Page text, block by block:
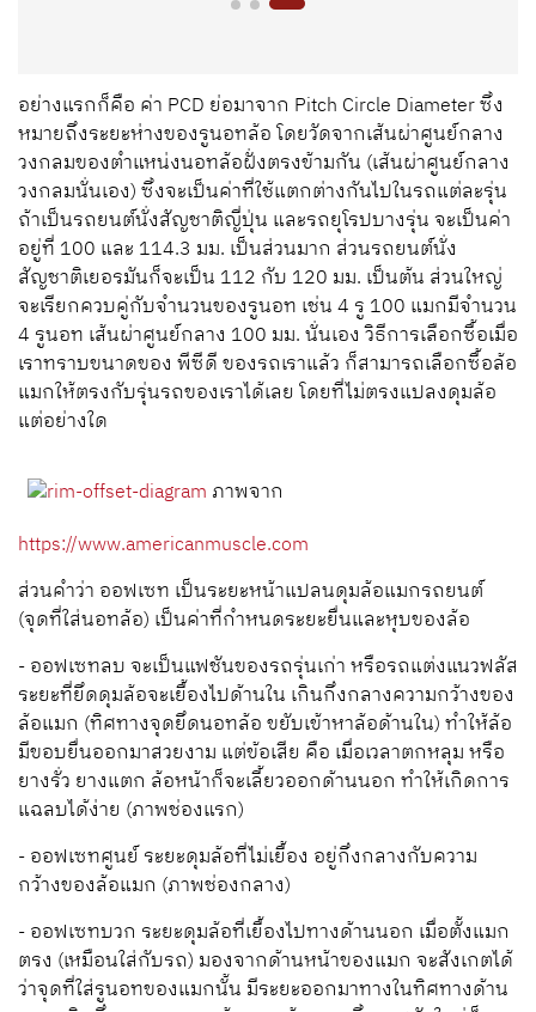
อย่างแรกก็คือ ค่า PCD ย่อมาจาก Pitch Circle Diameterซึ่ง
หมายถึงระยะห่างของรูนอทล้อ โดยวัดจากเส้นผ่าศูนย์กลาง
วงกลมของตำแหน่งนอทล้อฝั่งตรงข้ามกัน (เส้นผ่าศูนย์กลาง
วงกลมนั่นเอง) ซึ่งจะเป็นค่าที่ใช้แตกต่างกันไปในรถแต่ละรุ่น
ถ้าเป็นรถยนต์นั่งสัญชาติญี่ปุ่น และรถยุโรปบางรุ่น จะเป็นค่า
อยู่ที่ 100 และ 114.3 มม. เป็นส่วนมาก ส่วนรถยนต์นั่ง
สัญชาติเยอรมันก็จะเป็น 112 กับ 120 มม. เป็นต้น ส่วนใหญ่
จะเรียกควบคู่กับจำนวนของรูนอท เช่น4 รู 100 แมกมีจำนวน
4 รูนอท เส้นผ่าศูนย์กลาง 100 มม.นั่นเอง วิธีการเลือกซื้อเมื่อ
เราทราบขนาดของ พีซีดี ของรถเราแล้ว ก็สามารถเลือกซื้อล้อ
แมกให้ตรงกับรุ่นรถของเราได้เลย โดยที่ไม่ตรงแปลงดุมล้อ
แต่อย่างใด
ภาพจาก
https://www.americanmuscle.com
ส่วนคำว่า ออฟเซท เป็นระยะหน้าแปลนดุมล้อแมกรถยนต์
(จุดที่ใส่นอทล้อ) เป็นค่าที่กำหนดระยะยื่นและหุบของล้อ
- ออฟเซทลบ จะเป็นแฟชันของรถรุ่นเก่า หรือรถแต่งแนวฟลัส
ระยะที่ยึดดุมล้อจะเยื้องไปด้านใน เกินกึ่งกลางความกว้างของ
ล้อแมก (ทิศทางจุดยึดนอทล้อ ขยับเข้าหาล้อด้านใน) ทำให้ล้อ
มีขอบยื่นออกมาสวยงาม แต่ข้อเสีย คือ เมื่อเวลาตกหลุม หรือ
ยางรั่ว ยางแตก ล้อหน้าก็จะเลี้ยวออกด้านนอก ทำให้เกิดการ
แฉลบได้ง่าย (ภาพช่องแรก)
- ออฟเซทศูนย์ ระยะดุมล้อที่ไม่เยื้อง อยู่กึ่งกลางกับความ
กว้างของล้อแมก (ภาพช่องกลาง)
- ออฟเซทบวก ระยะดุมล้อที่เยื้องไปทางด้านนอก เมื่อตั้งแมก
ตรง (เหมือนใส่กับรถ) มองจากด้านหน้าของแมก จะสังเกตได้
ว่าจุดที่ใส่รูนอทของแมกนั้น มีระยะออกมาทางในทิศทางด้าน